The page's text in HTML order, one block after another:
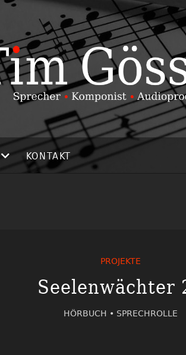
KONTAKT
PROJEKTE
Seelenwächter
HÖRBUCH • SPRECHROLLE